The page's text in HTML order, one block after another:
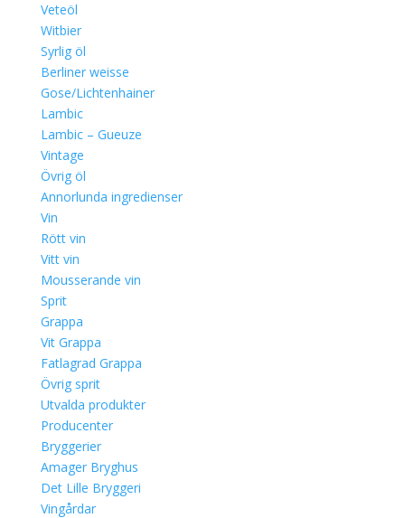
Veteöl
Witbier
Syrlig öl
Berliner weisse
Gose/Lichtenhainer
Lambic
Lambic – Gueuze
Vintage
Övrig öl
Annorlunda ingredienser
Vin
Rött vin
Vitt vin
Mousserande vin
Sprit
Grappa
Vit Grappa
Fatlagrad Grappa
Övrig sprit
Utvalda produkter
Producenter
Bryggerier
Amager Bryghus
Det Lille Bryggeri
Vingårdar